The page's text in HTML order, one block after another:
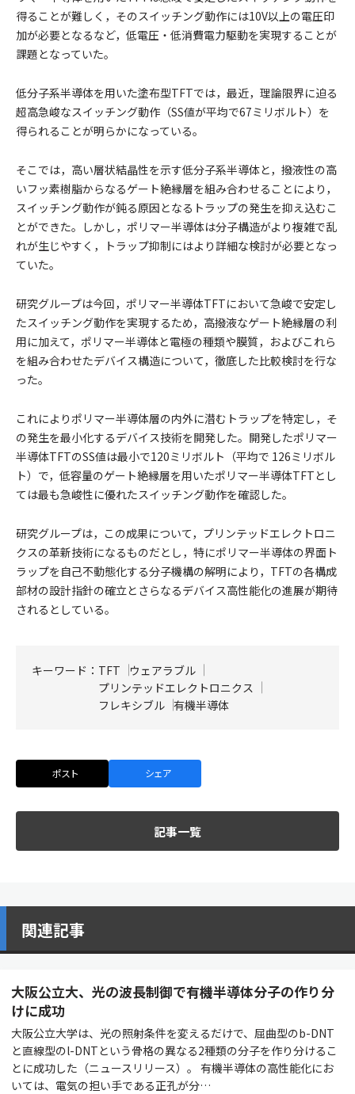
得ることが難しく，そのスイッチング動作には10V以上の電圧印
加が必要となるなど，低電圧・低消費電力駆動を実現することが
課題となっていた。
低分子系半導体を用いた塗布型TFTでは，最近，理論限界に迫る
超高急峻なスイッチング動作（SS値が平均で67ミリボルト）を
得られることが明らかになっている。
そこでは，高い層状結晶性を示す低分子系半導体と，撥液性の高
いフッ素樹脂からなるゲート絶縁層を組み合わせることにより，
スイッチング動作が鈍る原因となるトラップの発生を抑え込むこ
とができた。しかし，ポリマー半導体は分子構造がより複雑で乱
れが生じやすく，トラップ抑制にはより詳細な検討が必要となっ
ていた。
研究グループは今回，ポリマー半導体TFTにおいて急峻で安定し
たスイッチング動作を実現するため，高撥液なゲート絶縁層の利
用に加えて，ポリマー半導体と電極の種類や膜質，およびこれら
を組み合わせたデバイス構造について，徹底した比較検討を行な
った。
これによりポリマー半導体層の内外に潜むトラップを特定し，そ
の発生を最小化するデバイス技術を開発した。開発したポリマー
半導体TFTのSS値は最小で120ミリボルト（平均で 126ミリボル
ト）で，低容量のゲート絶縁層を用いたポリマー半導体TFTとし
ては最も急峻性に優れたスイッチング動作を確認した。
研究グループは，この成果について，プリンテッドエレクトロニ
クスの革新技術になるものだとし，特にポリマー半導体の界面ト
ラップを自己不動態化する分子機構の解明により，TFTの各構成
部材の設計指針の確立とさらなるデバイス高性能化の進展が期待
されるとしている。
キーワード： TFT
ウェアラブル
プリンテッドエレクトロニクス
フレキシブル 有機半導体
ポスト シェア
記事一覧
関連記事
大阪公立大、光の波長制御で有機半導体分子の作り分
けに成功
大阪公立大学は、光の照射条件を変えるだけで、屈曲型のb-DNT
と直線型のl-DNTという骨格の異なる2種類の分子を作り分けるこ
とに成功した（ニュースリリース）。 有機半導体の高性能化にお
いては、電気の担い手である正孔が分…